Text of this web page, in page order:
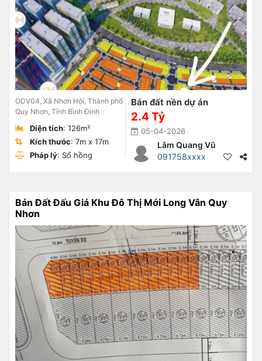
ODV04, Xã Nhơn Hội, Thành phố
Quy Nhơn, Tỉnh Bình Định
Diện tích: 126m²
Kích thước: 7m x 17m
Pháp lý: Sổ hồng
Bán đất nền dự án
2.4 Tỷ
05-04-2026
Lâm Quang Vũ
091758xxxx
Bán Đất Đấu Giá Khu Đô Thị Mới Long Vân Quy
Nhơn